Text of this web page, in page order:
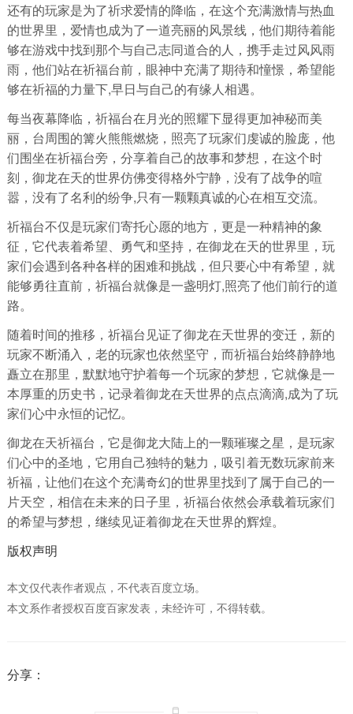
还有的玩家是为了祈求爱情的降临，在这个充满激情与热血
的世界里，爱情也成为了一道亮丽的风景线，他们期待着能
够在游戏中找到那个与自己志同道合的人，携手走过风风雨
雨，他们站在祈福台前，眼神中充满了期待和憧憬，希望能
够在祈福的力量下,早日与自己的有缘人相遇。
每当夜幕降临，祈福台在月光的照耀下显得更加神秘而美
丽，台周围的篝火熊熊燃烧，照亮了玩家们虔诚的脸庞，他
们围坐在祈福台旁，分享着自己的故事和梦想，在这个时
刻，御龙在天的世界仿佛变得格外宁静，没有了战争的喧
嚣，没有了名利的纷争,只有一颗颗真诚的心在相互交流。
祈福台不仅是玩家们寄托心愿的地方，更是一种精神的象
征，它代表着希望、勇气和坚持，在御龙在天的世界里，玩
家们会遇到各种各样的困难和挑战，但只要心中有希望，就
能够勇往直前，祈福台就像是一盏明灯,照亮了他们前行的道
路。
随着时间的推移，祈福台见证了御龙在天世界的变迁，新的
玩家不断涌入，老的玩家也依然坚守，而祈福台始终静静地
矗立在那里，默默地守护着每一个玩家的梦想，它就像是一
本厚重的历史书，记录着御龙在天世界的点点滴滴,成为了玩
家们心中永恒的记忆。
御龙在天祈福台，它是御龙大陆上的一颗璀璨之星，是玩家
们心中的圣地，它用自己独特的魅力，吸引着无数玩家前来
祈福，让他们在这个充满奇幻的世界里找到了属于自己的一
片天空，相信在未来的日子里，祈福台依然会承载着玩家们
的希望与梦想，继续见证着御龙在天世界的辉煌。
版权声明
本文仅代表作者观点，不代表百度立场。
本文系作者授权百度百家发表，未经许可，不得转载。
分享：